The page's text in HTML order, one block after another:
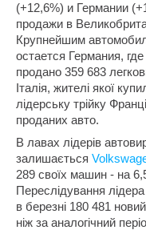
(+12,6%) и Германии
продажи в
Крупнейшим
остается Германия,
продано 359 683
Італія, жителі якої
лідерську трійку
проданих авто.
В лавах лідерів
залишається
289 своїх машин - на
Переслідування
в березні 180 481
ніж за аналогічний